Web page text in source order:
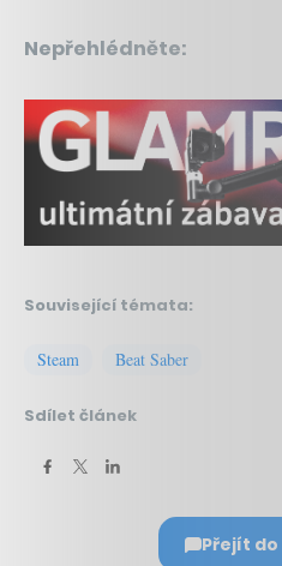
Nepřehlédněte:
Související témata:
Steam Beat Saber
Sdílet článek
Přejít